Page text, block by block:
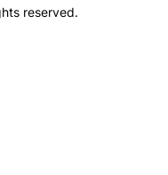
reserved.